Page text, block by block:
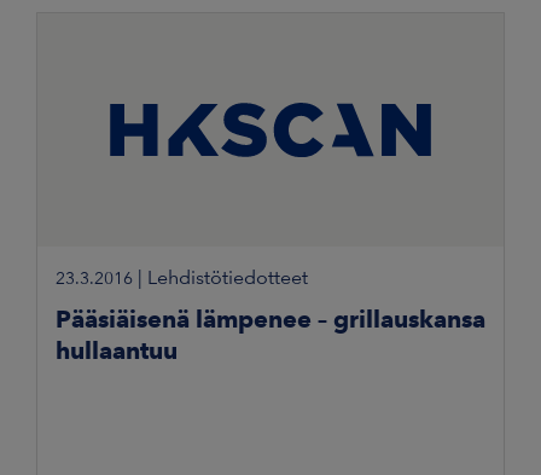
23.3.2016 Lehdistötiedotteet
Pääsiäisenä lämpenee – grillauskansa
hullaantuu